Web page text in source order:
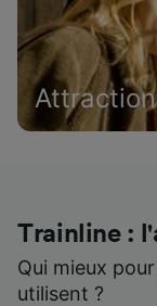
Trainline :
Qui mieux
utilisent ?